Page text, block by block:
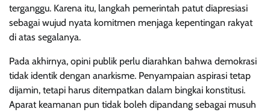
terganggu. Karena itu, langkah pemerintah patut diapresiasi
sebagai wujud nyata komitmen menjaga kepentingan rakyat
di atas segalanya.
Pada akhirnya, opini publik perlu diarahkan bahwa demokrasi
tidak identik dengan anarkisme. Penyampaian aspirasi tetap
dijamin, tetapi harus ditempatkan dalam bingkai konstitusi.
Aparat keamanan pun tidak boleh dipandang sebagai musuh